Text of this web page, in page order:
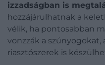
izzadságban is
hozzájárulhatnak a
vélik, ha pontosabban
vonzzák a
riasztószerek is